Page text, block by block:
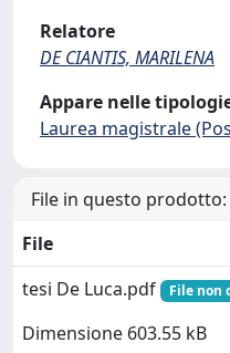
Relatore
DE CIANTIS, MARILENA
Appare nelle
Laurea magistrale
File in questo prodotto:
File
tesi De Luca.pdf
File non
Dimensione 603.55 kB